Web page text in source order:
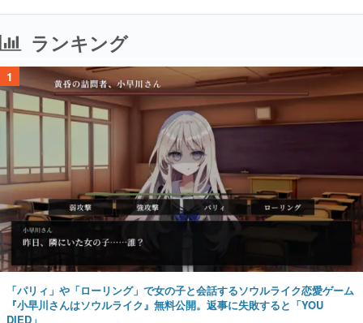
ランキング
1
「パリィ」や「ローリング」で女の子と会話するソウルライク恋愛ゲーム
『小早川さんはソウルライク』無料公開。返事に失敗すると「YOU
DIED」